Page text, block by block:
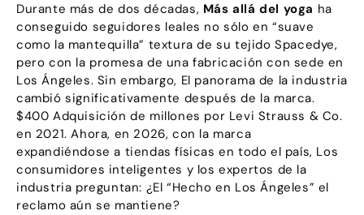
Durante más de dos décadas, Más allá del yoga ha
conseguido seguidores leales no sólo en “suave
como la mantequilla” textura de su tejido Spacedye,
pero con la promesa de una fabricación con sede en
Los Ángeles. Sin embargo, El panorama de la industria
cambió significativamente después de la marca.
$400 Adquisición de millones por Levi Strauss & Co.
en 2021. Ahora, en 2026, con la marca
expandiéndose a tiendas físicas en todo el país, Los
consumidores inteligentes y los expertos de la
industria preguntan: ¿El “Hecho en Los Ángeles” el
reclamo aún se mantiene?